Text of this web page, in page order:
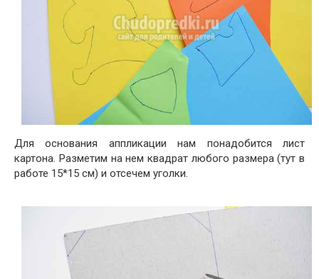
Для основания аппликации нам понадобится лист
картона. Разметим на нем квадрат любого размера (тут в
работе 15*15 см) и отсечем уголки.